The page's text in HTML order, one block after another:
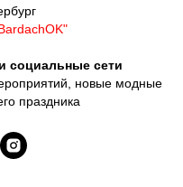
социальные сети
новые модные
праздника